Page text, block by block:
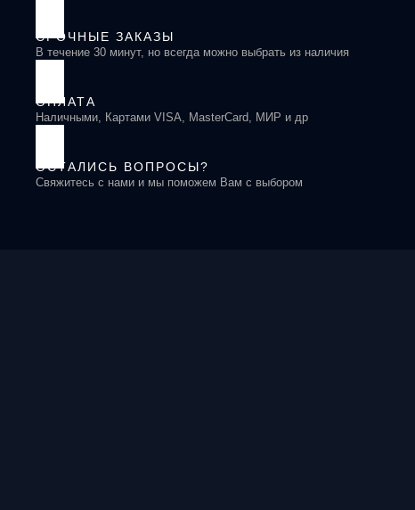
СРОЧНЫЕ ЗАКАЗЫ
В течение 30 минут, но всегда можно выбрать из наличия
ОПЛАТА
Наличными, Картами VISA, MasterCard, МИР и др
ОСТАЛИСЬ ВОПРОСЫ?
Свяжитесь с нами и мы поможем Вам с выбором